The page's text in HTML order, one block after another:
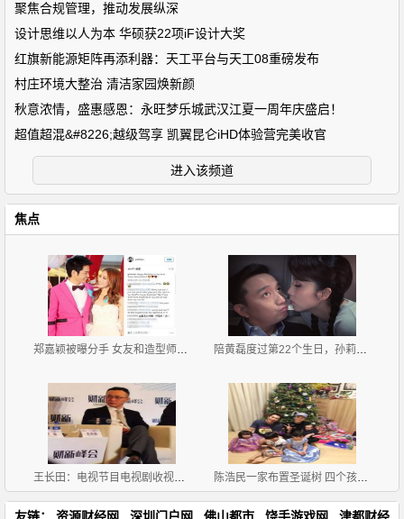
聚焦合规管理，推动发展纵深
设计思维以人为本 华硕获22项iF设计大奖
红旗新能源矩阵再添利器：天工平台与天工08重磅发布
村庄环境大整治 清洁家园焕新颜
秋意浓情，盛惠感恩：永旺梦乐城武汉江夏一周年庆盛启！
超值超混&#8226;越级驾享 凯翼昆仑iHD体验营完美收官
进入该频道
焦点
郑嘉颖被曝分手 女友和造型师互喊宝贝 陪黄磊度过第22个生日，孙莉献上甜蜜一吻
王长田：电视节目电视剧收视率90%以上是假的 陈浩民一家布置圣诞树 四个孩子坐一地
友链： 资源财经网 深圳门户网 佛山都市 饶手游戏网 津都财经